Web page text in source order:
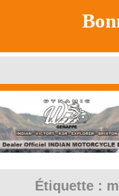
Étiquette :